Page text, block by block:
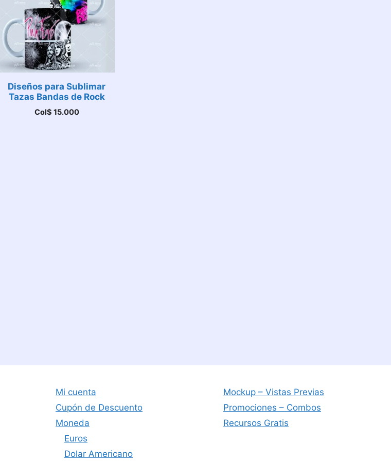
Diseños para Sublimar
Tazas Bandas de Rock
Col$ 15.000
Mi cuenta
Cupón de Descuento
Moneda
Euros
Dolar Americano
Mockup – Vistas Previas
Promociones – Combos
Recursos Gratis